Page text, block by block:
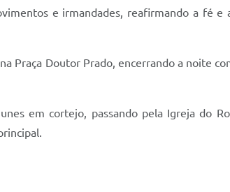
e irmandades, reafirmando a fé e
Praça Doutor Prado, encerrando a noite
em cortejo, passando pela Igreja do